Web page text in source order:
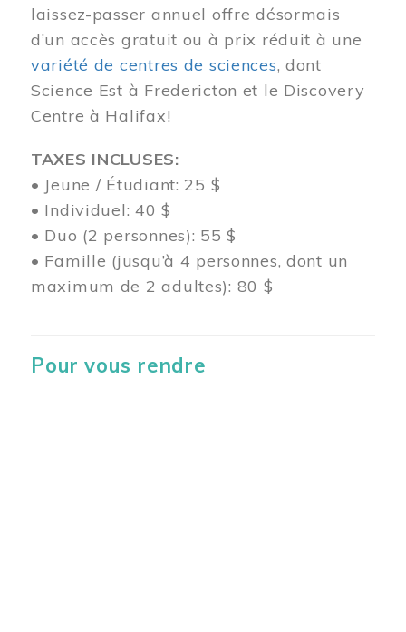
laissez-passer annuel offre désormais
d’un accès gratuit ou à prix réduit à une
variété de centres de sciences, dont
Science Est à Fredericton et le Discovery
Centre à Halifax!
TAXES INCLUSES:
• Jeune / Étudiant: 25 $
• Individuel: 40 $
• Duo (2 personnes): 55 $
• Famille (jusqu’à 4 personnes, dont un
maximum de 2 adultes): 80 $
Pour vous rendre